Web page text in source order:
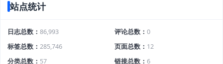
站点统计
日志总数 86,993 评论总数
0
标签总数
285,746 页面总数
12
分类总数
57 链接总数
6